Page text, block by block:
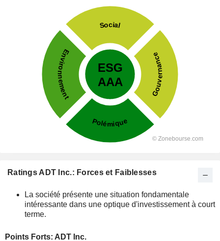
Ratings ADT Inc.: Forces et Faiblesses
La société présente une situation fondamentale
intéressante dans une optique d'investissement à court
terme.
Points Forts: ADT Inc.